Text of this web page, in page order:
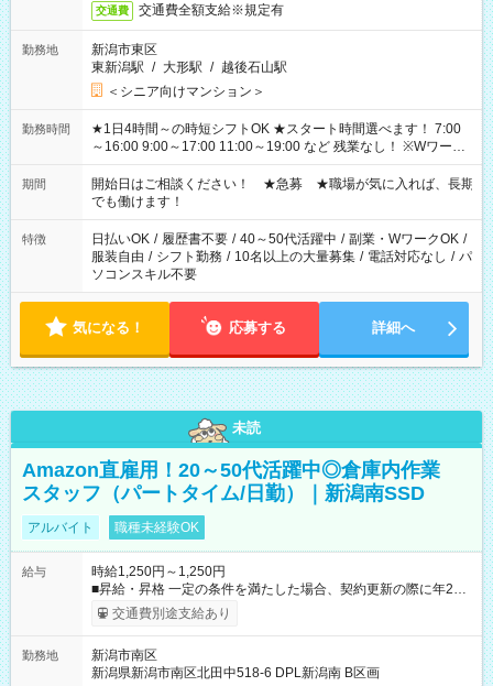
交通費 交通費全額支給※規定有
勤務地
新潟市東区
東新潟駅 / 大形駅 / 越後石山駅
＜シニア向けマンション＞
勤務時間
★1日4時間～の時短シフトOK ★スタート時間選べます！ 7:00
～16:00 9:00～17:00 11:00～19:00 など 残業なし！ ※Wワーク
の場合、他のお仕事と合わせ週40時間超の就業はご案内できま
せん ※法令に基づき、週20時間以上勤務は社会保険への加入対
象となります ※労働者派遣法（日雇い派遣の原則禁止）によ
り、短時間・短期間の就業はご案内が難しい場合があります
期間
開始日はご相談ください！ ★急募 ★職場が気に入れば、長期
でも働けます！
特徴 日払いOK / 履歴書不要 / 40～50代活躍中 / 副業・WワークOK /
服装自由 / シフト勤務 / 10名以上の大量募集 / 電話対応なし / パ
ソコンスキル不要
気になる！ 応募する 詳細へ
未読
Amazon直雇用！20～50代活躍中◎倉庫内作業
スタッフ（パートタイム/日勤）｜新潟南SSD
アルバイト 職種未経験OK
給与
時給1,250円～1,250円
■昇給・昇格 一定の条件を満たした場合、契約更新の際に年2回
まで昇給の機会があります。 ■正社員登用制度あり ※月末締/翌
月25日支払い ※時間外手当、別途支給 ※深夜割増賃金 (22:00～
☆Amazon直雇用で安定して働けます！ 【試用期間】試用期間
あり 試用期間の長さ：1週間 雇用形態、給与は本採用時と同じ
交通費別途支給あり
勤務地
新潟市南区
新潟県新潟市南区北田中518-6 DPL新潟南 B区画